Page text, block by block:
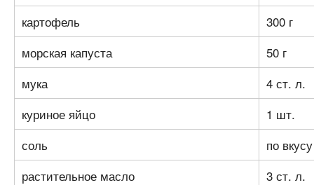
картофель
300 г
морская капуста
50 г
мука
4 ст. л.
куриное яйцо
1 шт.
соль
по вкусу
растительное масло
3 ст. л.